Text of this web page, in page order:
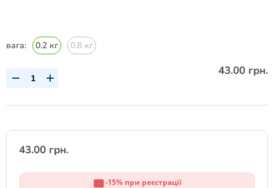
вага: 0.2 кг 0.8 кг
43.00 грн.
43.00 грн.
-15% при реєстрації